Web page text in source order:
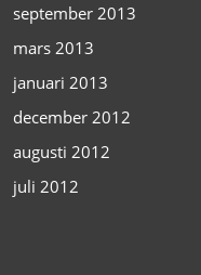
september 2013
mars 2013
januari 2013
december 2012
augusti 2012
juli 2012